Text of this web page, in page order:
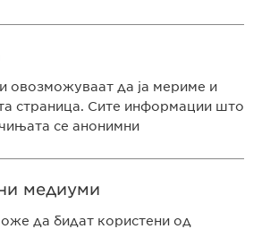
Претставништво Скопје
Попов 1-2/3
sgalinski
согласност за колачиња
овозможуваат да ја мериме и
страница. Сите информации што
се анонимни
Google
медиуми
да бидат користени од